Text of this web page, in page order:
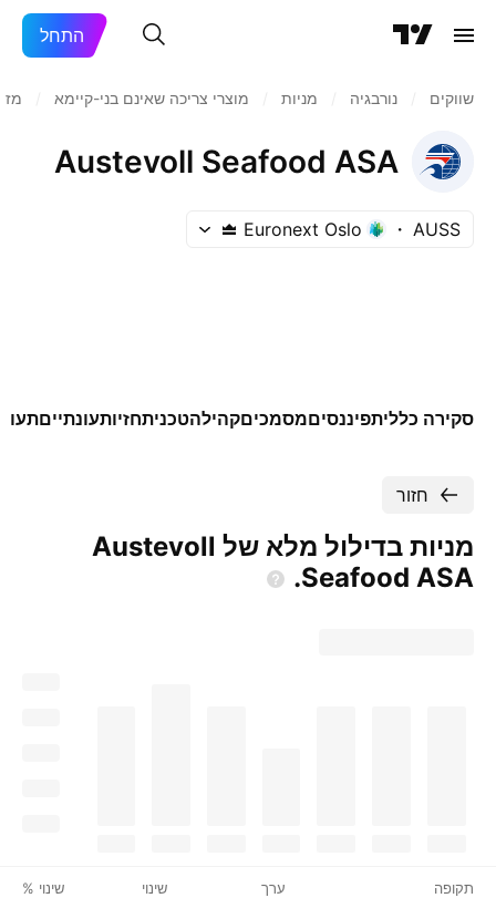
התחל
שווקים נורבגיה מניות‏ מוצרי צריכה שאינם בני-קיימא
Austevoll Seafood ASA
AUSS
Euronext Oslo
סקירה כלליתפיננסיםמסמכיםקהילהטכניתחזיותעונתיים
חזור
מניות בדילול מלא של Austevoll
Seafood ASA.
תקופה ערך שינוי שינוי %